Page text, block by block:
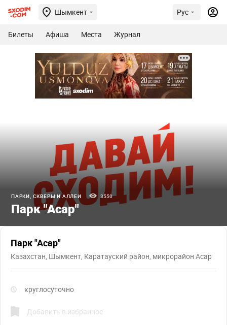
Шымкент Рус
Билеты Афиша Места Журнал
ПАРКИ, СКВЕРЫ И АЛЛЕИ 3550
Парк "Асар"
Парк "Асар"
Казахстан, Шымкент, Каратауский район, микрорайон Асар
круглосуточно
Добавить в избранное